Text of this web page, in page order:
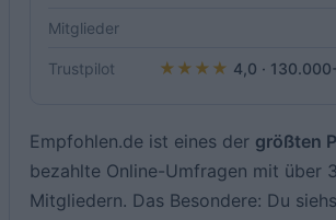
Mitglieder
Trustpilot ★★★★ 4,0 ·
Empfohlen.de ist eines der größten
bezahlte Online-Umfragen mit über
Mitgliedern. Das Besondere: Du